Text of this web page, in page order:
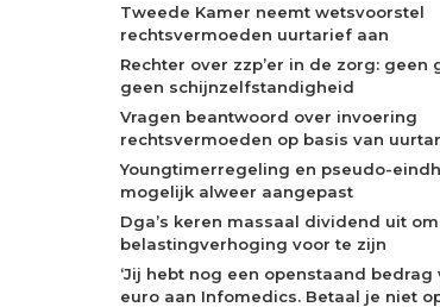
Tweede Kamer neemt wetsvoorstel
rechtsvermoeden uurtarief aan
Rechter over zzp’er in de zorg: geen
geen schijnzelfstandigheid
Vragen beantwoord over invoering
rechtsvermoeden op basis van
Youngtimerregeling en pseudo-
mogelijk alweer aangepast
Dga’s keren massaal dividend uit om
belastingverhoging voor te zijn
‘Jij hebt nog een openstaand bedrag
euro aan Infomedics. Betaal je niet